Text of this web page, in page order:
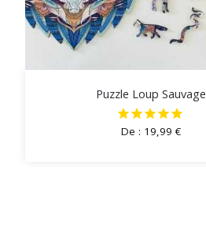
Puzzle Loup Sauvage
De : 19,99€